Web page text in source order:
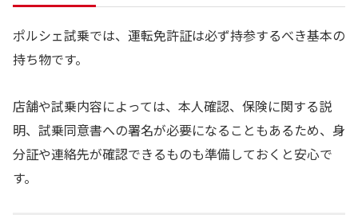
ポルシェ試乗では、運転免許証は必ず持参するべき基本の
持ち物です。
店舗や試乗内容によっては、本人確認、保険に関する説
明、試乗同意書への署名が必要になることもあるため、身
分証や連絡先が確認できるものも準備しておくと安心で
す。